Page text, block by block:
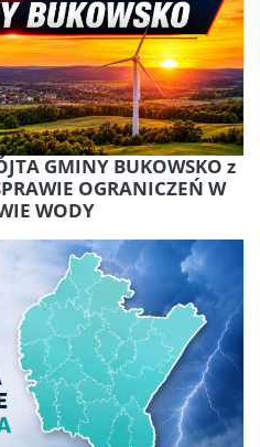
GMINY BUKOWSKO z
OGRANICZEŃ W
WODY